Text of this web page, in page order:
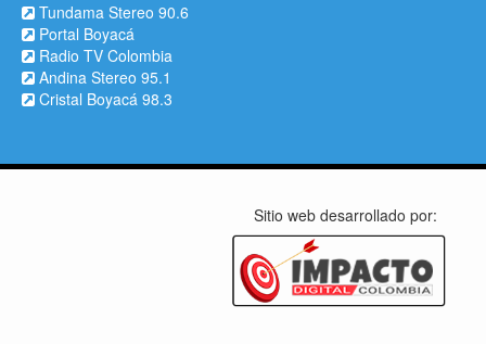
Tundama Stereo 90.6
Portal Boyacá
Radio TV Colombia
Andina Stereo 95.1
Cristal Boyacá 98.3
Sitio web desarrollado por: